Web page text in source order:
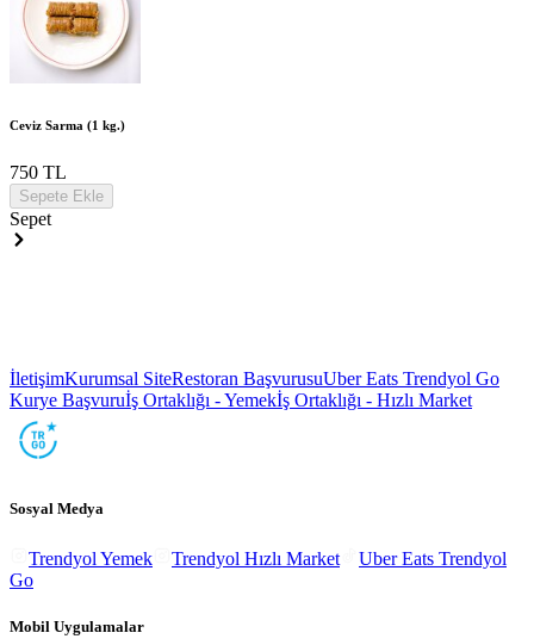
Ceviz Sarma (1 kg.)
750 TL
Sepete Ekle
Sepet
İletişimKurumsal SiteRestoran BaşvurusuUber Eats Trendyol Go
Kurye Başvuruİş Ortaklığı - Yemekİş Ortaklığı - Hızlı Market
Sosyal Medya
Trendyol Yemek Trendyol Hızlı Market
Uber Eats Trendyol
Go
Mobil Uygulamalar